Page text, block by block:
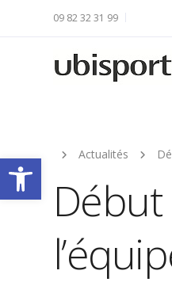
Ouvrir la
09 82 32 31 99
Actualités